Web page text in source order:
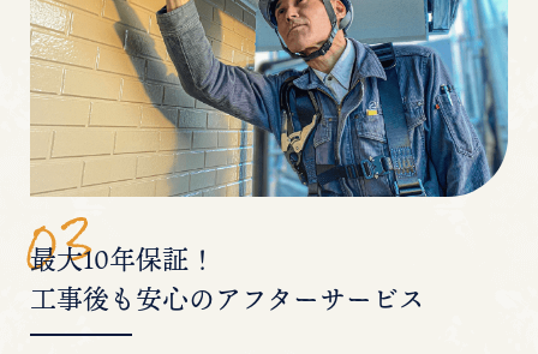
最大10年保証！
工事後も安心のアフターサービス